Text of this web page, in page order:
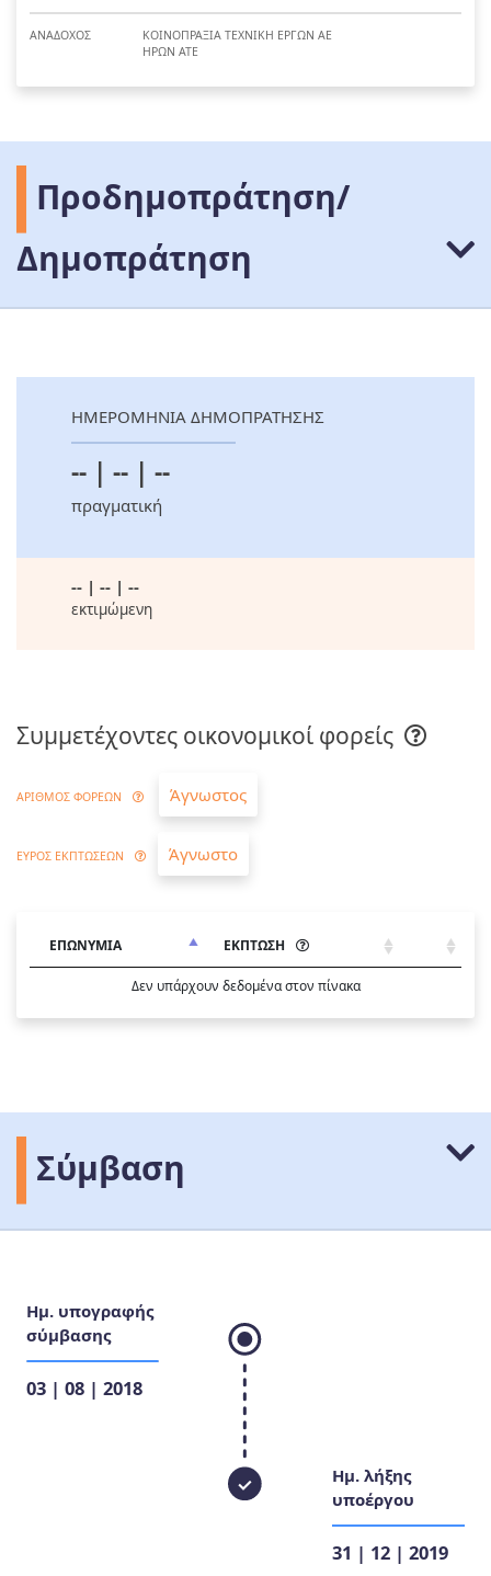
ΑΝΑΔΟΧΟΣ
ΚΟΙΝΟΠΡΑΞΙΑ ΤΕΧΝΙΚΗ ΕΡΓΩΝ ΑΕ
ΗΡΩΝ ΑΤΕ
Προδημοπράτηση/
Δημοπράτηση
ΗΜΕΡΟΜΗΝΙΑ ΔΗΜΟΠΡΑΤΗΣΗΣ
-- | -- | --
πραγματική
-- | -- | --
εκτιμώμενη
Συμμετέχοντες οικονομικοί φορείς
ΑΡΙΘΜΟΣ ΦΟΡΕΩΝ Άγνωστος
ΕΥΡΟΣ ΕΚΠΤΩΣΕΩΝ Άγνωστο
ΕΠΩΝΥΜΙΑ ΕΚΠΤΩΣΗ
Δεν υπάρχουν δεδομένα στον πίνακα
Σύμβαση
Ημ. υπογραφής
σύμβασης
03 | 08 | 2018
Ημ. λήξης
υποέργου
31 | 12 | 2019